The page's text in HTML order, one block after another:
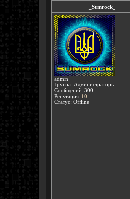
_Sumrock_
admin
Группа: Администраторы
Сообщений: 300
Репутация: 10
Статус: Offline